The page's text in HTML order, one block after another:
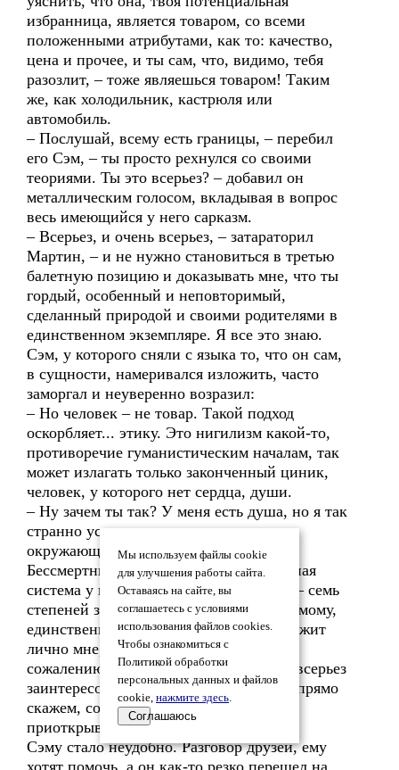
избранница, является товаром, со всеми
положенными атрибутами, как то: качество,
цена и прочее, и ты сам, что, видимо, тебя
разозлит, – тоже являешься товаром! Таким
же, как холодильник, кастрюля или
автомобиль.
– Послушай, всему есть границы, – перебил
его Сэм, – ты просто рехнулся со своими
теориями. Ты это всерьез? – добавил он
металлическим голосом, вкладывая в вопрос
весь имеющийся у него сарказм.
– Всерьез, и очень всерьез, – затараторил
Мартин, – и не нужно становиться в третью
балетную позицию и доказывать мне, что ты
гордый, особенный и неповторимый,
сделанный природой и своими родителями в
единственном экземпляре. Я все это знаю.
Сэм, у которого сняли с языка то, что он сам,
в сущности, намеривался изложить, часто
заморгал и неуверенно возразил:
– Но человек – не товар. Такой подход
оскорбляет... этику. Это нигилизм какой-то,
противоречие гуманистическим началам, так
может излагать только законченный циник,
человек, у которого нет сердца, души.
– Ну зачем ты так? У меня есть душа, но я так
странно устроен, что скрываю ее от
окружающих, вроде как... Кащей
Бессмертный. Кстати, надежная охранная
система у него была по тем временам, – семь
степеней защиты! Душа – это, по-видимому,
единственное, что бесспорно принадлежит
лично мне, и пока еще не нашлось, к
сожалению, никого, кого бы моя душа всерьез
заинтересовала, и кому бы стоило эту, прямо
скажем, сомнительную ценность
приоткрывать.
Сэму стало неудобно. Разговор друзей, ему
хотят помочь, а он как-то резко перешел на
Мы используем файлы cookie
для улучшения работы сайта.
Оставаясь на сайте, вы
соглашаетесь с условиями
использования файлов cookies.
Чтобы ознакомиться с
Политикой обработки
персональных данных и файлов
cookie, нажмите здесь.
Соглашаюсь